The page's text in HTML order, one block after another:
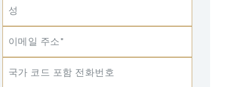
성
이메일 주소*
국가 코드 포함 전화번호